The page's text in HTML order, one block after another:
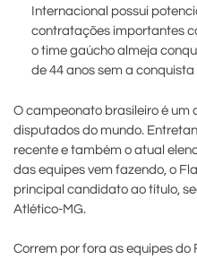
Internacional possui
contratações importantes
o time gaúcho almeja
de 44 anos sem a
O campeonato brasileiro é um
disputados do mundo.
recente e também o atual
das equipes vem fazendo, o
principal candidato ao título,
Atlético-MG.
Correm por fora as equipes